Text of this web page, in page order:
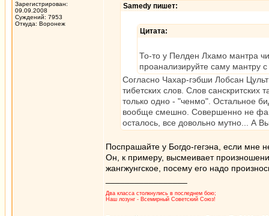
Зарегистрирован:
09.09.2008
Суждений: 7953
Откуда: Воронеж
Samedy пишет:
Цитата:
То-то у Пелден Лхамо мантра
проанализируйте саму мантру
Согласно Чахар-гэбши Лобсан
тибетских слов. Слов
только одно - "ченмо". Остальное
вообще смешно. Совершенно не
осталось, все довольно мутно... А
Поспрашайте у Богдо-гегэна, если мне
Он, к примеру, высмеивает
жангжунгское, посему его надо
Два класса столкнулись в последнем бою;
Наш лозунг - Всемирный Советский Союз!